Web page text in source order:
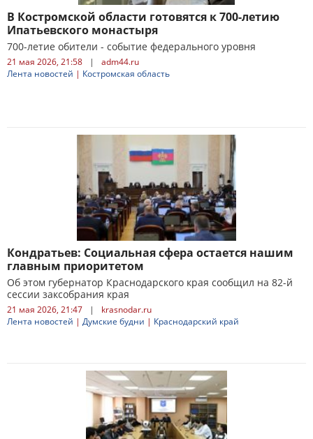
В Костромской области готовятся к 700-летию
Ипатьевского монастыря
700-летие обители - событие федерального уровня
21 мая 2026, 21:58 |
adm44.ru
Лента новостей | Костромская область
Кондратьев: Социальная сфера остается нашим
главным приоритетом
Об этом губернатор Краснодарского края сообщил на 82-й
сессии заксобрания края
21 мая 2026, 21:47 |
krasnodar.ru
Лента новостей | Думские будни | Краснодарский край